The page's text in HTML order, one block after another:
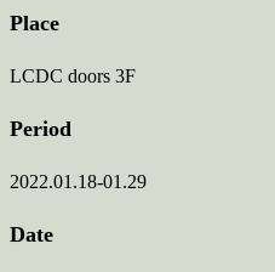
Place
LCDC doors 3F
Period
2022.01.18-01.29
Date